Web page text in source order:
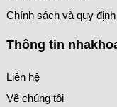
Chính sách và quy
Thông tin
Liên hệ
Về chúng tôi